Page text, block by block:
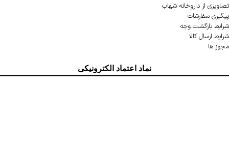
تصاویری از داروخانه شهاب
پیگیری سفارشات
شرایط بازگشت وجه
شرایط ارسال کالا
مجوز ها
نماد اعتماد الکترونیکی